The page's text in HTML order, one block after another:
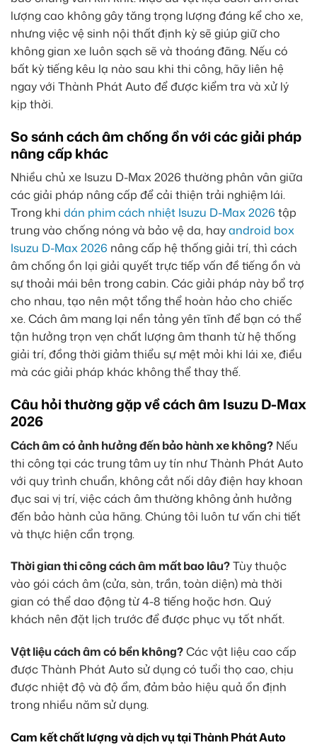
lượng cao không gây tăng trọng lượng đáng kể cho xe,
nhưng việc vệ sinh nội thất định kỳ sẽ giúp giữ cho
không gian xe luôn sạch sẽ và thoáng đãng. Nếu có
bất kỳ tiếng kêu lạ nào sau khi thi công, hãy liên hệ
ngay với Thành Phát Auto để được kiểm tra và xử lý
kịp thời.
So sánh cách âm chống ồn với các giải pháp
nâng cấp khác
Nhiều chủ xe Isuzu D-Max 2026 thường phân vân giữa
các giải pháp nâng cấp để cải thiện trải nghiệm lái.
Trong khi dán phim cách nhiệt Isuzu D-Max 2026 tập
trung vào chống nóng và bảo vệ da, hayandroid box
Isuzu D-Max 2026 nâng cấp hệ thống giải trí, thì cách
âm chống ồn lại giải quyết trực tiếp vấn đề tiếng ồn và
sự thoải mái bên trong cabin. Các giải pháp này bổ trợ
cho nhau, tạo nên một tổng thể hoàn hảo cho chiếc
xe. Cách âm mang lại nền tảng yên tĩnh để bạn có thể
tận hưởng trọn vẹn chất lượng âm thanh từ hệ thống
giải trí, đồng thời giảm thiểu sự mệt mỏi khi lái xe, điều
mà các giải pháp khác không thể thay thế.
Câu hỏi thường gặp về cách âm Isuzu D-Max
2026
Cách âm có ảnh hưởng đến bảo hành xe không? Nếu
thi công tại các trung tâm uy tín như Thành Phát Auto
với quy trình chuẩn, không cắt nối dây điện hay khoan
đục sai vị trí, việc cách âm thường không ảnh hưởng
đến bảo hành của hãng. Chúng tôi luôn tư vấn chi tiết
và thực hiện cẩn trọng.
Thời gian thi công cách âm mất bao lâu?Tùy thuộc
vào gói cách âm (cửa, sàn, trần, toàn diện) mà thời
gian có thể dao động từ 4-8 tiếng hoặc hơn. Quý
khách nên đặt lịch trước để được phục vụ tốt nhất.
Vật liệu cách âm có bền không?Các vật liệu cao cấp
được Thành Phát Auto sử dụng có tuổi thọ cao, chịu
được nhiệt độ và độ ẩm, đảm bảo hiệu quả ổn định
trong nhiều năm sử dụng.
Cam kết chất lượng và dịch vụ tại Thành Phát Auto